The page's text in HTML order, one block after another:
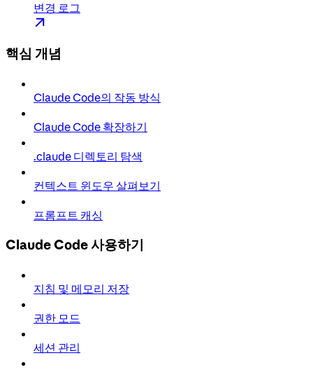
변경 로그
핵심 개념
Claude Code의 작동 방식
Claude Code 확장하기
.claude 디렉토리 탐색
컨텍스트 윈도우 살펴보기
프롬프트 캐싱
Claude Code 사용하기
지침 및 메모리 저장
권한 모드
세션 관리